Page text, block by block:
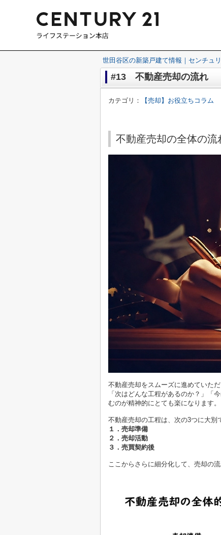
世田谷区の新築戸建て情報｜センチュ
#13 不動産売却の流れ
カテゴリ：
【売却】お役立ちコラム
不動産売却の全体の流
不動産売却をスムーズに進めていた
「次はどんな工程があるのか？」「
むのが精神的にとても楽になります。
不動産売却の工程は、次の3つに大別
１．売却準備
２．売却活動
３．売買契約後
ここからさらに細分化して、売却の